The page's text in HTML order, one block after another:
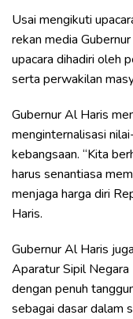
Usai mengikuti
rekan media
upacara dihadiri oleh
serta perwakilan
Gubernur Al Haris
menginternalisasi
kebangsaan. “Kita
harus senantiasa
menjaga harga diri
Haris.
Gubernur Al Haris
Aparatur Sipil
dengan penuh
sebagai dasar dalam